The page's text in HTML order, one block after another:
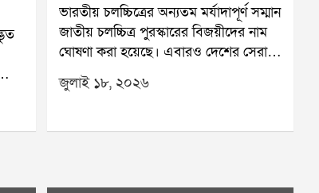
ভারতীয় চলচ্চিত্রের অন্যতম মর্যাদাপূর্ণ সম্মান
জাতীয় চলচ্চিত্র পুরস্কারের বিজয়ীদের নাম
ঘোষণা করা হয়েছে। এবারও দেশের সেরা
ছবি, অভিনেতা, অভিনেত্রী এবং বিভিন্ন
বিভাগের সেরা শিল্পীদের সম্মানিত করেছে
পুরস্কারে বাংলার ঝুলিতে এসেছে একাধিক
জুলাই ১৮, ২০২৬